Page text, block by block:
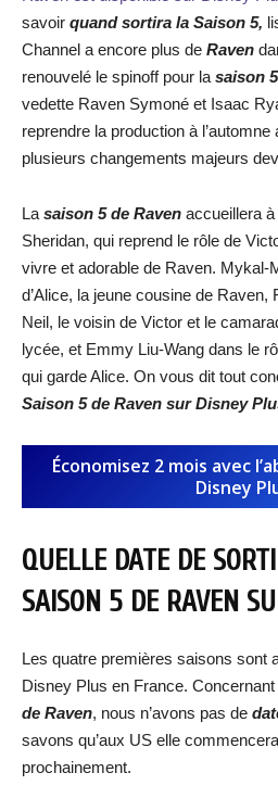
savoir quand sortira la Saison 5,
Channel a encore plus de Raven
renouvelé le spinoff pour la saison 5
vedette Raven Symoné et Isaac
reprendre la production à
plusieurs changements majeurs
La saison 5 de Raven accueillera
Sheridan, qui reprend le rôle de
vivre et adorable de Raven. Mykal-
d’Alice, la jeune cousine de Raven,
Neil, le voisin de Victor et le
lycée, et Emmy Liu-Wang dans le
qui garde Alice. On vous dit tout
Saison 5 de Raven sur Disney
Économisez 2 mois avec
Disney
QUELLE DATE DE
SAISON 5 DE RAVEN
Les quatre premières saisons sont
Disney Plus en France. Concernant
de Raven, nous n’avons pas de
savons qu’aux US elle
prochainement.